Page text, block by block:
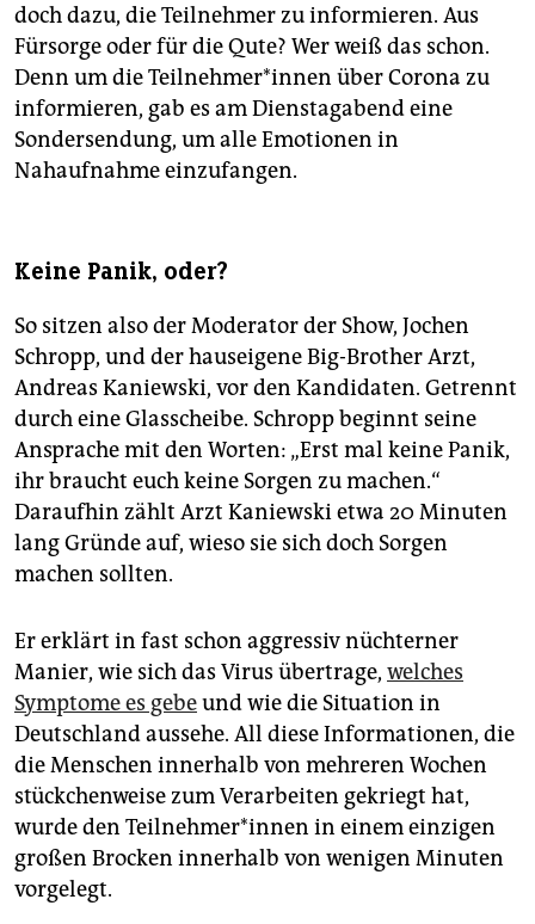
doch dazu, die Teilnehmer zu informieren. Aus
Fürsorge oder für die Qute? Wer weiß das schon.
Denn um die Teilnehmer*innen über Corona zu
informieren, gab es am Dienstagabend eine
Sondersendung, um alle Emotionen in
Nahaufnahme einzufangen.
Keine Panik, oder?
So sitzen also der Moderator der Show, Jochen
Schropp, und der hauseigene Big-Brother Arzt,
Andreas Kaniewski, vor den Kandidaten. Getrennt
durch eine Glasscheibe. Schropp beginnt seine
Ansprache mit den Worten: „Erst mal keine Panik,
ihr braucht euch keine Sorgen zu machen.“
Daraufhin zählt Arzt Kaniewski etwa 20 Minuten
lang Gründe auf, wieso sie sich doch Sorgen
machen sollten.
Er erklärt in fast schon aggressiv nüchterner
Manier, wie sich das Virus übertrage, welches
Symptome es gebeund wie die Situation in
Deutschland aussehe. All diese Informationen, die
die Menschen innerhalb von mehreren Wochen
stückchenweise zum Verarbeiten gekriegt hat,
wurde den Teilnehmer*innen in einem einzigen
großen Brocken innerhalb von wenigen Minuten
vorgelegt.